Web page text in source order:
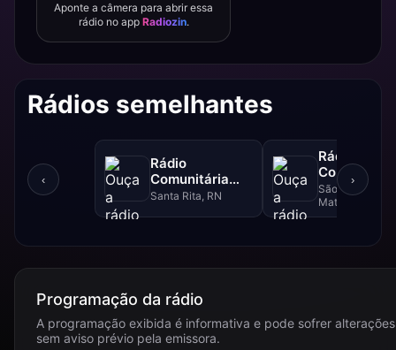
Aponte a câmera para abrir essa
rádio no app Radiozin.
Rádios semelhantes
‹
Rádio
Comunitária
Santa Rita -
Santa Rita, RN
Rádio
Comunitária
Matriz da
São Lourenço
Mata, PE
›
Programação da rádio
A programação exibida é informativa e pode sofrer alterações
sem aviso prévio pela emissora.